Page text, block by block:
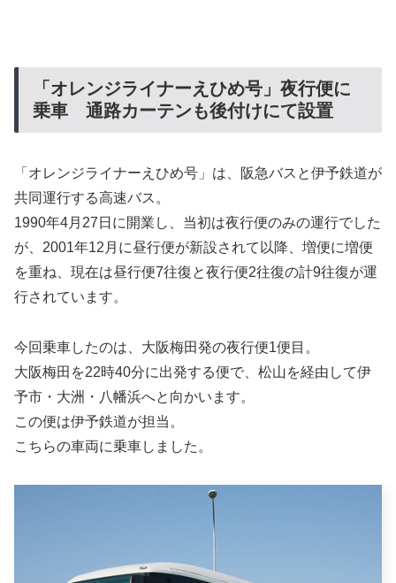
「オレンジライナーえひめ号」夜行便に
乗車 通路カーテンも後付けにて設置
「オレンジライナーえひめ号」は、阪急バスと伊予鉄道が
共同運行する高速バス。
1990年4月27日に開業し、当初は夜行便のみの運行でした
が、2001年12月に昼行便が新設されて以降、増便に増便
を重ね、現在は昼行便7往復と夜行便2往復の計9往復が運
行されています。
今回乗車したのは、大阪梅田発の夜行便1便目。
大阪梅田を22時40分に出発する便で、松山を経由して伊
予市・大洲・八幡浜へと向かいます。
この便は伊予鉄道が担当。
こちらの車両に乗車しました。